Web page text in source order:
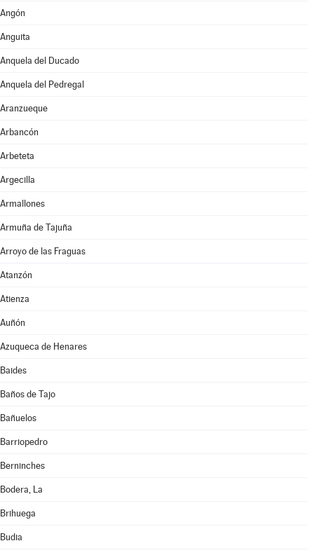
Angón
Anguita
Anquela del Ducado
Anquela del Pedregal
Aranzueque
Arbancón
Arbeteta
Argecilla
Armallones
Armuña de Tajuña
Arroyo de las Fraguas
Atanzón
Atienza
Auñón
Azuqueca de Henares
Baides
Baños de Tajo
Bañuelos
Barriopedro
Berninches
Bodera, La
Brihuega
Budia